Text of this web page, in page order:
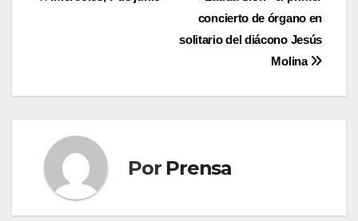
concierto de órgano en
solitario del diácono Jesús
Molina
Por Prensa